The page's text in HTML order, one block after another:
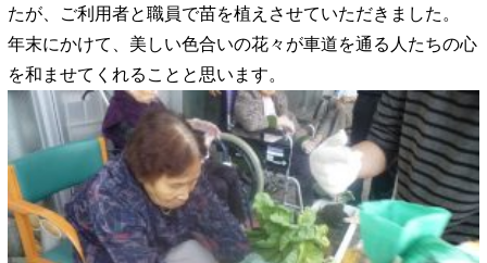
たが、ご利用者と職員で苗を植えさせていただきました。
年末にかけて、美しい色合いの花々が車道を通る人たちの心
を和ませてくれることと思います。